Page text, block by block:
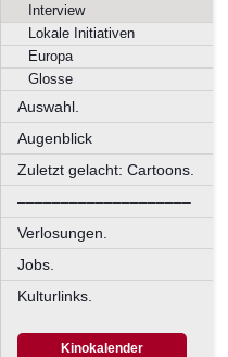
Interview
Lokale Initiativen
Europa
Glosse
Auswahl.
Augenblick
Zuletzt gelacht: Cartoons.
––––––––––––––––––––
Verlosungen.
Jobs.
Kulturlinks.
Kinokalender